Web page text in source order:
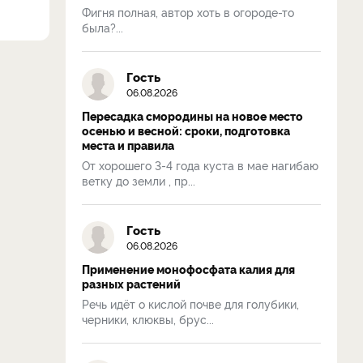
Фигня полная, автор хоть в огороде-то
была?...
Гость
06.08.2026
Пересадка смородины на новое место
осенью и весной: сроки, подготовка
места и правила
От хорошего 3-4 года куста в мае нагибаю
ветку до земли , пр...
Гость
06.08.2026
Применение монофосфата калия для
разных растений
Речь идёт о кислой почве для голубики,
черники, клюквы, брус...